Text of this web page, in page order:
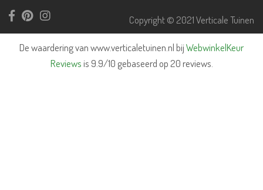
Copyright © 2021 Verticale Tuinen
De waardering van www.verticaletuinen.nl bijWebwinkelKeur
Reviewsis 9.9/10 gebaseerd op 20 reviews.